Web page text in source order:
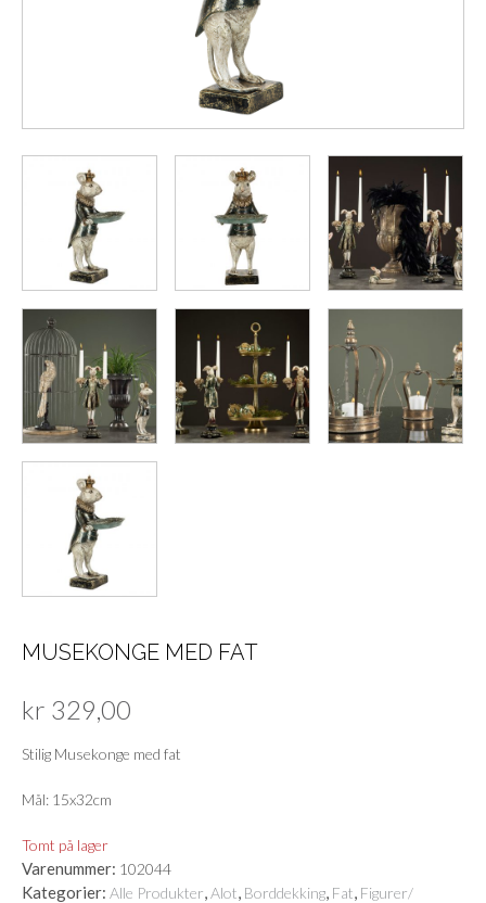
MUSEKONGE MED FAT
kr 329,00
Stilig Musekonge med fat
Mål: 15x32cm
Tomt på lager
Varenummer: 102044
Kategorier: Alle Produkter Alot Borddekking Fat Figurer/